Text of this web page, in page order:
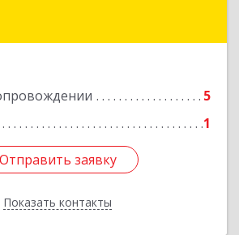
5
1
Отправить заявку
Показать контакты
обл, Фрязино г, Ленина ул,
Отправить заявку
Назад